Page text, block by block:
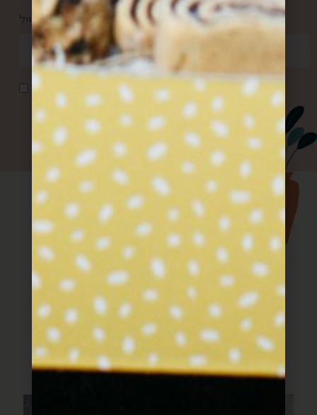
כתובת מייל *
אני מאשר/ת קבלת דואר פרסומי
שליחה
עוד מתוך חוברת
המתכונים
מתכונים שעושים שמח בלב וכיף בבטן